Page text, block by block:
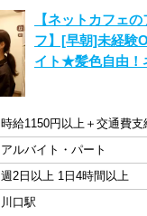
【ネットカフェ
フ】[早朝]未経験
イト★髪色自由！
アルバイト・パート
週2日以上 1日4時間以上
川口駅